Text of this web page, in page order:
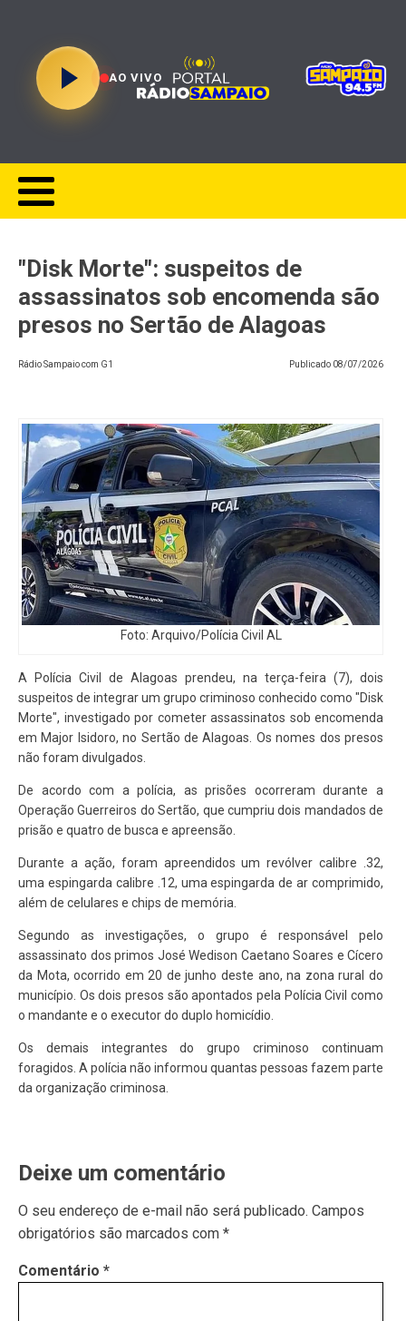
AO VIVO
"Disk Morte": suspeitos de
assassinatos sob encomenda são
presos no Sertão de Alagoas
Rádio Sampaio com G1 Publicado 08/07/2026
Foto: Arquivo/Polícia Civil AL
A Polícia Civil de Alagoas prendeu, na terça-feira (7), dois
suspeitos de integrar um grupo criminoso conhecido como "Disk
Morte", investigado por cometer assassinatos sob encomenda
em Major Isidoro, no Sertão de Alagoas. Os nomes dos presos
não foram divulgados.
De acordo com a polícia, as prisões ocorreram durante a
Operação Guerreiros do Sertão, que cumpriu dois mandados de
prisão e quatro de busca e apreensão.
Durante a ação, foram apreendidos um revólver calibre .32,
uma espingarda calibre .12, uma espingarda de ar comprimido,
além de celulares e chips de memória.
Segundo as investigações, o grupo é responsável pelo
assassinato dos primos José Wedison Caetano Soares e Cícero
da Mota, ocorrido em 20 de junho deste ano, na zona rural do
município. Os dois presos são apontados pela Polícia Civil como
o mandante e o executor do duplo homicídio.
Os demais integrantes do grupo criminoso continuam
foragidos. A polícia não informou quantas pessoas fazem parte
da organização criminosa.
Deixe um comentário
O seu endereço de e-mail não será publicado. Campos
obrigatórios são marcados com *
Comentário *